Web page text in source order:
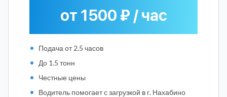
от 1500 ₽ / час
Подача от 2.5 часов
До 1.5 тонн
Честные цены
Водитель помогает с загрузкой в г. Нахабино